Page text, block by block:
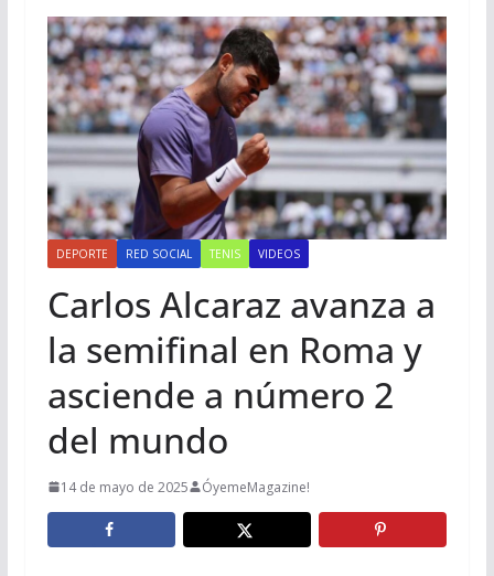
DEPORTE RED SOCIAL TENIS VIDEOS
Carlos Alcaraz avanza a
la semifinal en Roma y
asciende a número 2
del mundo
14 de mayo de 2025 ÓyemeMagazine!